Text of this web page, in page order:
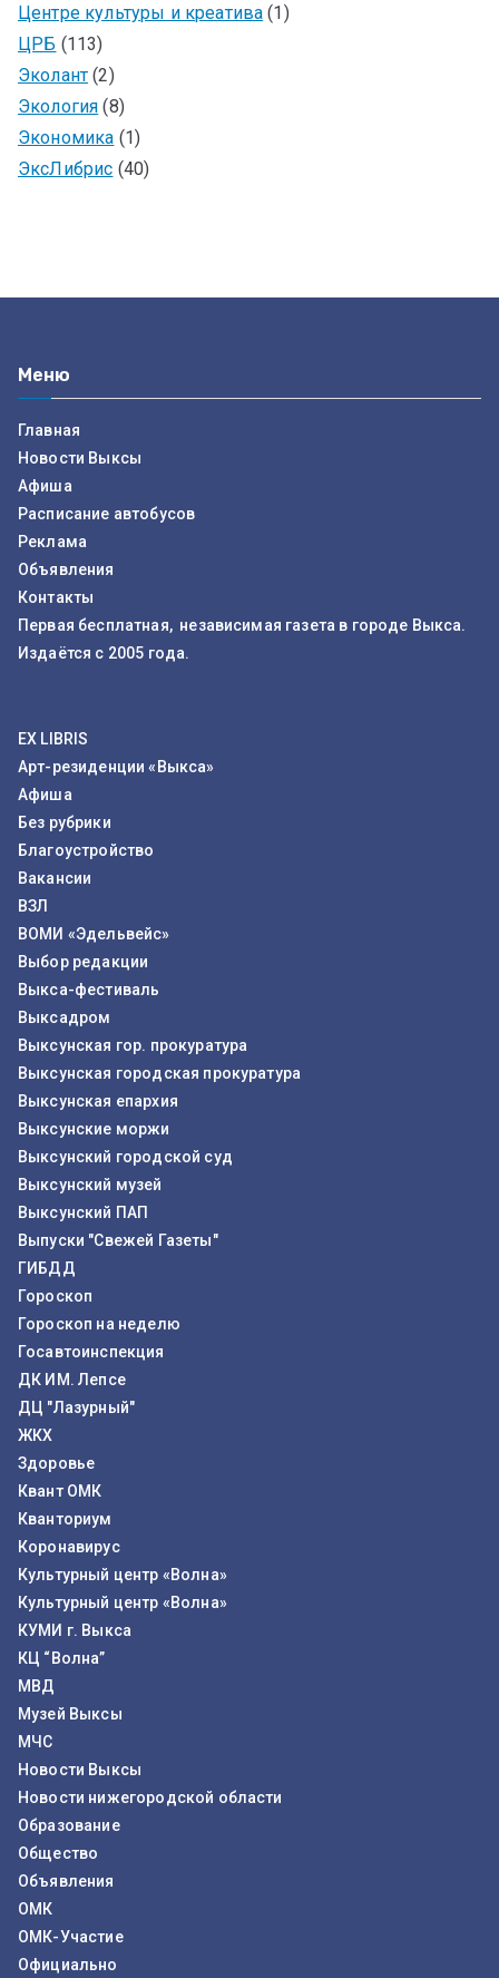
Центре культуры и креатива (1)
ЦРБ (113)
Эколант (2)
Экология (8)
Экономика (1)
ЭксЛибрис (40)
Меню
Главная
Новости Выксы
Афиша
Расписание автобусов
Реклама
Объявления
Контакты
Первая бесплатная, независимая газета в городе Выкса.
Издаётся с 2005 года.
EX LIBRIS
Арт-резиденции «Выкса»
Афиша
Без рубрики
Благоустройство
Вакансии
ВЗЛ
ВОМИ «Эдельвейс»
Выбор редакции
Выкса-фестиваль
Выксадром
Выксунская гор. прокуратура
Выксунская городская прокуратура
Выксунская епархия
Выксунские моржи
Выксунский городской суд
Выксунский музей
Выксунский ПАП
Выпуски "Свежей Газеты"
ГИБДД
Гороскоп
Гороскоп на неделю
Госавтоинспекция
ДК ИМ. Лепсе
ДЦ "Лазурный"
ЖКХ
Здоровье
Квант ОМК
Кванториум
Коронавирус
Культурный центр «Волна»
Культурный центр «Волна»
КУМИ г. Выкса
КЦ “Волна”
МВД
Музей Выксы
МЧС
Новости Выксы
Новости нижегородской области
Образование
Общество
Объявления
ОМК
ОМК-Участие
Официально